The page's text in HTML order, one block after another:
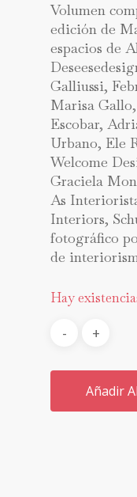
Volumen
edición de
espacios de
Galliussi,
Marisa
Escobar,
Urbano, Ele
Welcome
Graciela
As
Interiors,
fotográfico
de
Hay
Añadir